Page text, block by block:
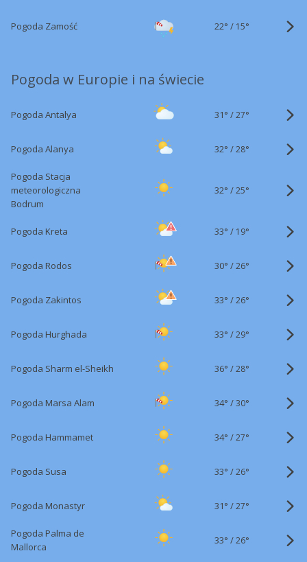
Pogoda Zamość 22° / 15°
Pogoda w Europie i na świecie
Pogoda Antalya 31° /27°
Pogoda Alanya 32° /28°
Pogoda Stacja
meteorologiczna
Bodrum
32° /25°
Pogoda Kreta 33° / 19°
Pogoda Rodos 30° /26°
Pogoda Zakintos 33° /26°
Pogoda Hurghada 33° /29°
Pogoda Sharm el-Sheikh 36° /28°
Pogoda Marsa Alam 34° /30°
Pogoda Hammamet 34° /27°
Pogoda Susa 33° /26°
Pogoda Monastyr 31° /27°
Pogoda Palma de
Mallorca
33° /26°